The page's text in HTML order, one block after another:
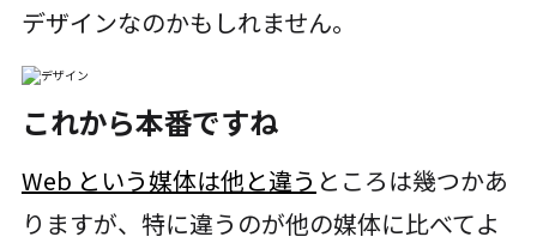
デザインなのかもしれません。
これから本番ですね
Web という媒体は他と違う ところは幾つかあ
りますが、特に違うのが他の媒体に比べてよ